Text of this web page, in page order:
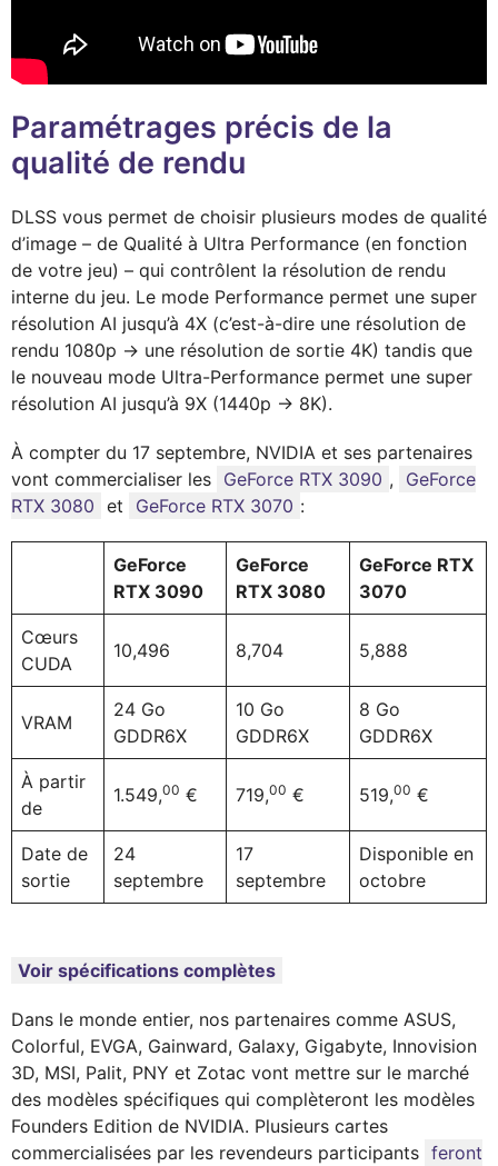
Paramétrages précis de la
qualité de rendu
DLSS vous permet de choisir plusieurs modes de qualité
d’image – de Qualité à Ultra Performance (en fonction
de votre jeu) – qui contrôlent la résolution de rendu
interne du jeu. Le mode Performance permet une super
résolution AI jusqu’à 4X (c’est-à-dire une résolution de
rendu 1080p -> une résolution de sortie 4K) tandis que
le nouveau mode Ultra-Performance permet une super
résolution AI jusqu’à 9X (1440p -> 8K).
À compter du 17 septembre, NVIDIA et ses partenaires
vont commercialiser les GeForce RTX 3090 ,
GeForce
RTX 3080 et GeForce RTX 3070 :
GeForce
RTX 3090
GeForce
RTX 3080
GeForce RTX
3070
Cœurs
CUDA
10,496 8,704 5,888
VRAM
24 Go
GDDR6X
10 Go
GDDR6X
8 Go
GDDR6X
À partir
de
1.549,00 € 719,00 € 519,00 €
Date de
sortie
24
septembre
17
septembre
Disponible en
octobre
Voir spécifications complètes
Dans le monde entier, nos partenaires comme ASUS,
Colorful, EVGA, Gainward, Galaxy, Gigabyte, Innovision
3D, MSI, Palit, PNY et Zotac vont mettre sur le marché
des modèles spécifiques qui complèteront les modèles
Founders Edition de NVIDIA. Plusieurs cartes
commercialisées par les revendeurs participants feront